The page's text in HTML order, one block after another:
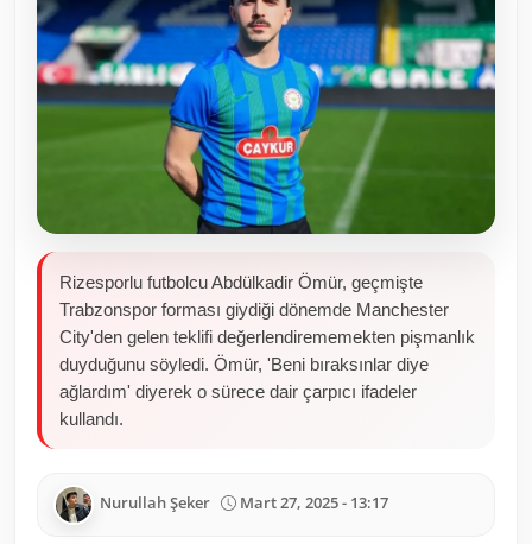
Kamu Kurumları ve Üst Kurullar
Resmi Reklamlar
Rizesporlu futbolcu Abdülkadir Ömür, geçmişte
Trabzonspor forması giydiği dönemde Manchester
City'den gelen teklifi değerlendirememekten pişmanlık
duyduğunu söyledi. Ömür, 'Beni bıraksınlar diye
ağlardım' diyerek o sürece dair çarpıcı ifadeler
kullandı.
Nurullah Şeker Mart 27, 2025 - 13:17